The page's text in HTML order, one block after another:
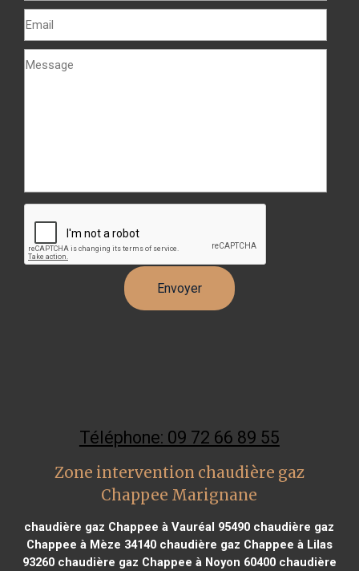
Téléphone: 09 72 66 89 55
Zone intervention chaudière gaz
Chappee Marignane
chaudière gaz Chappee à Vauréal 95490 chaudière gaz
Chappee à Mèze 34140chaudière gaz Chappee à Lilas
93260chaudière gaz Chappee à Noyon 60400chaudière